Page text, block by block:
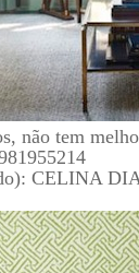
não tem
CELINA